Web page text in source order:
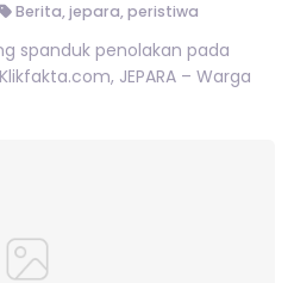
Berita,jepara,peristiwa
spanduk penolakan pada
JEPARA – Warga